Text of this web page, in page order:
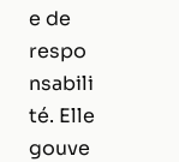
e de
respo
nsabili
té. Elle
gouve